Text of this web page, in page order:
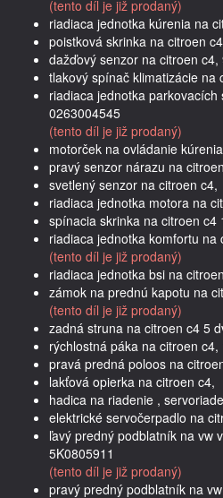
(tento díl je již prodaný)
riadiaca jednotka kúrenia na
poistková skrinka na citroen
dažďový senzor na citroen c4,
tlakový spínač klimatizácie na
riadiaca jednotka
0263004545
(tento díl je již prodaný)
motorček na ovládanie
pravý senzor nárazu na
svetlený senzor na citroen c4,
riadiaca jednotka motora na
spínacia skrinka na citroen c4
riadiaca jednotka komfortu
(tento díl je již prodaný)
riadiaca jednotka bsi na
zámok na prednú kapotu na
(tento díl je již prodaný)
zadná struna na citroen c4 5
rýchlostná páka na citroen c4,
pravá predná poloos na
lakťová opierka na citroen c4,
hadica na riadenie ,
elektrické servočerpadlo na
ľavý predný podblatník na vw
5K0805911
(tento díl je již prodaný)
pravý predný podblatník na